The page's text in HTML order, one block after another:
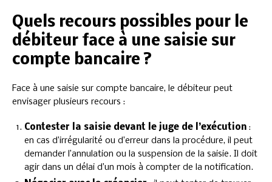
Quels recours possibles pour le
débiteur face à une saisie sur
compte bancaire ?
Face à une saisie sur compte bancaire, le débiteur peut
envisager plusieurs recours :
Contester la saisie devant le juge de l’exécution :
en cas d’irrégularité ou d’erreur dans la procédure, il peut
demander l’annulation ou la suspension de la saisie. Il doit
agir dans un délai d’un mois à compter de la notification.